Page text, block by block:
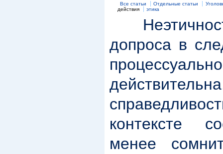
Все статьи Отдельные статьи
действия
этика
допроса в
контексте
менее